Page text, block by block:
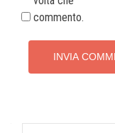
commento.